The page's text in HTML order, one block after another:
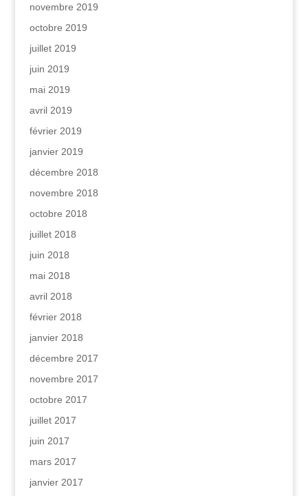
novembre 2019
octobre 2019
juillet 2019
juin 2019
mai 2019
avril 2019
février 2019
janvier 2019
décembre 2018
novembre 2018
octobre 2018
juillet 2018
juin 2018
mai 2018
avril 2018
février 2018
janvier 2018
décembre 2017
novembre 2017
octobre 2017
juillet 2017
juin 2017
mars 2017
janvier 2017